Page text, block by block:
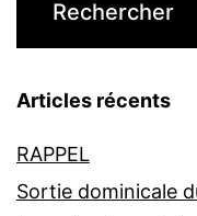
Articles récents
RAPPEL
Sortie dominicale